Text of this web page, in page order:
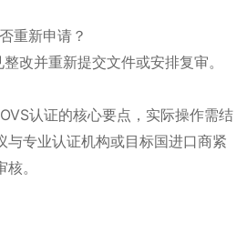
重新申请？
改并重新提交文件或安排复审。
认证的核心要点，实际操作需结
与专业认证机构或目标国进口商紧
。